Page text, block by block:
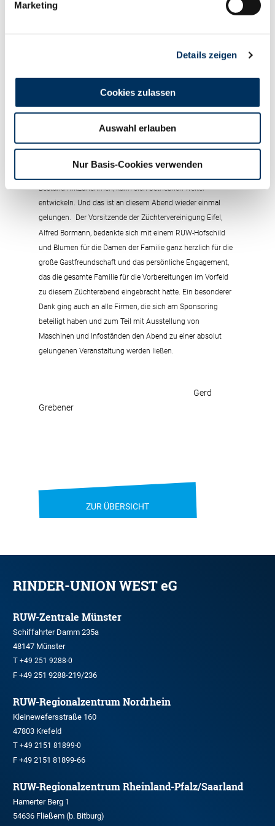
Marketing
Details zeigen
Cookies zulassen
Auswahl erlauben
Nur Basis-Cookies verwenden
Familie allen Besuchern Rede und Antwort.
Dank der vielen Sponsoren und der Salat- und
konnten. Bei den vielen fachlichen Gesprächen über das
Gesehene an diesem Abend konnte auch die deutliche
Überlegenheit der Italiener im Länderspiel die gute
Stimmung nicht trüben. Nur wer raus fährt, andere Betriebe
Bestand mitzunehmen, kann sich betrieblich weiter
entwickeln. Und das ist an diesem Abend wieder einmal
gelungen.
Der Vorsitzende der Züchtervereinigung Eifel,
Alfred Bormann, bedankte sich mit einem RUW-Hofschild
und Blumen für die Damen der Familie ganz herzlich für die
große Gastfreundschaft und das persönliche Engagement,
das die gesamte Familie für die Vorbereitungen im Vorfeld
zu diesem Züchterabend eingebracht hatte. Ein besonderer
Dank ging auch an alle Firmen, die sich am Sponsoring
beteiligt haben und zum Teil mit Ausstellung von
Maschinen und Infoständen den Abend zu einer absolut
gelungenen Veranstaltung werden ließen.
Gerd
Grebener
ZUR ÜBERSICHT
RINDER-UNION WEST eG
RUW-Zentrale Münster
Schiffahrter Damm 235a
48147 Münster
T +49 251 9288-0
F +49 251 9288-219/236
RUW-Regionalzentrum Nordrhein
Kleinewefersstraße 160
47803 Krefeld
T +49 2151 81899-0
F +49 2151 81899-66
RUW-Regionalzentrum Rheinland-Pfalz/Saarland
Hamerter Berg 1
54636 Fließem (b. Bitburg)